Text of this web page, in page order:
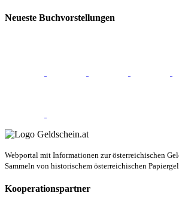
Neueste Buchvorstellungen
Webportal mit Informationen zur österreichischen
Sammeln von historischem österreichischen
Kooperationspartner